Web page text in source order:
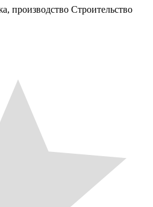
производство Строительство